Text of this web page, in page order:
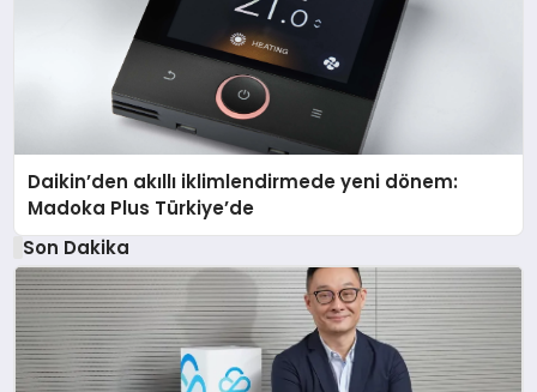
Daikin’den akıllı iklimlendirmede yeni dönem:
Madoka Plus Türkiye’de
Son Dakika